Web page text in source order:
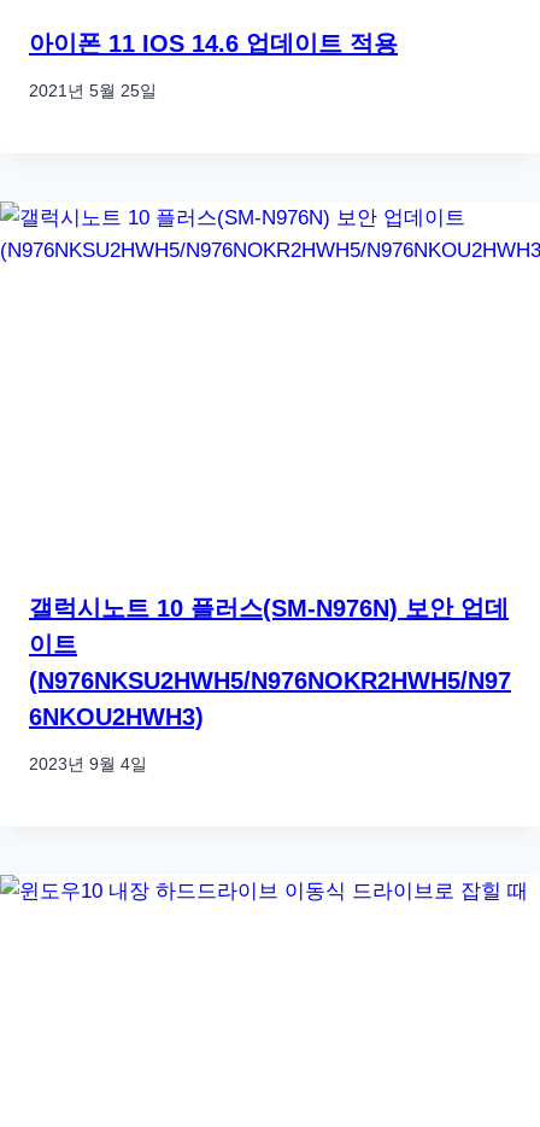
아이폰 11 IOS 14.6 업데이트 적용
2021년 5월 25일
갤럭시노트 10 플러스(SM-N976N) 보안 업데
이트
(N976NKSU2HWH5/N976NOKR2HWH5/N97
6NKOU2HWH3)
2023년 9월 4일